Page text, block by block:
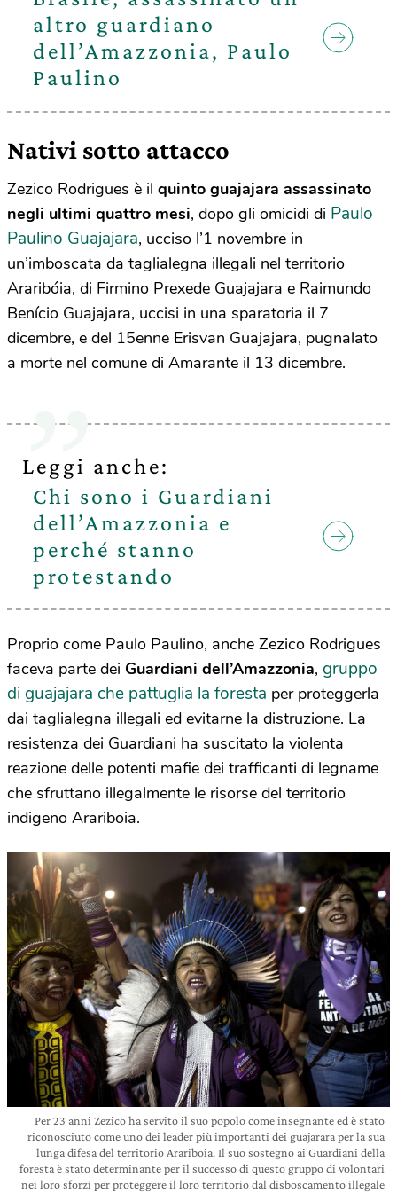
altro guardiano
dell’Amazzonia, Paulo
Paulino
Nativi sotto attacco
Zezico Rodrigues è il quinto guajajara assassinato
negli ultimi quattro mesi, dopo gli omicidi di Paulo
Paulino Guajajara, ucciso l’1 novembre in
un’imboscata da taglialegna illegali nel territorio
Araribóia, di Firmino Prexede Guajajara e Raimundo
Benício Guajajara, uccisi in una sparatoria il 7
dicembre, e del 15enne Erisvan Guajajara, pugnalato
a morte nel comune di Amarante il 13 dicembre.
Leggi anche:
Chi sono i Guardiani
dell’Amazzonia e
perché stanno
protestando
Proprio come Paulo Paulino, anche Zezico Rodrigues
faceva parte dei Guardiani dell’Amazzonia, gruppo
di guajajara che pattuglia la foresta per proteggerla
dai taglialegna illegali ed evitarne la distruzione. La
resistenza dei Guardiani ha suscitato la violenta
reazione delle potenti mafie dei trafficanti di legname
che sfruttano illegalmente le risorse del territorio
indigeno Arariboia.
Per 23 anni Zezico ha servito il suo popolo come insegnante ed è stato
riconosciuto come uno dei leader più importanti dei guajarara per la sua
lunga difesa del territorio Arariboia. Il suo sostegno ai Guardiani della
foresta è stato determinante per il successo di questo gruppo di volontari
nei loro sforzi per proteggere il loro territorio dal disboscamento illegale